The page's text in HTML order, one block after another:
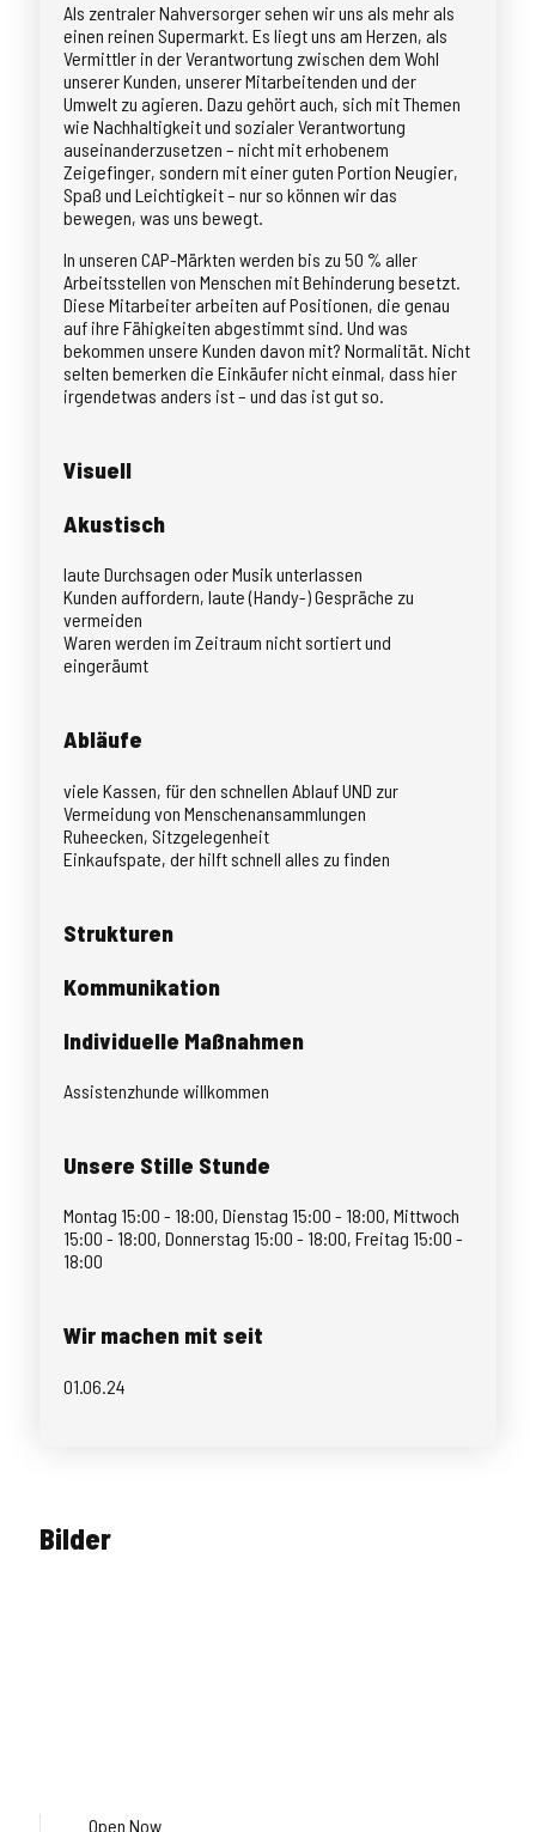
Als zentraler Nahversorger sehen wir uns als mehr als
einen reinen Supermarkt. Es liegt uns am Herzen, als
Vermittler in der Verantwortung zwischen dem Wohl
unserer Kunden, unserer Mitarbeitenden und der
Umwelt zu agieren. Dazu gehört auch, sich mit Themen
wie Nachhaltigkeit und sozialer Verantwortung
auseinanderzusetzen – nicht mit erhobenem
Zeigefinger, sondern mit einer guten Portion Neugier,
Spaß und Leichtigkeit – nur so können wir das
bewegen, was uns bewegt.
In unseren CAP-Märkten werden bis zu 50 % aller
Arbeitsstellen von Menschen mit Behinderung besetzt.
Diese Mitarbeiter arbeiten auf Positionen, die genau
auf ihre Fähigkeiten abgestimmt sind. Und was
bekommen unsere Kunden davon mit? Normalität. Nicht
selten bemerken die Einkäufer nicht einmal, dass hier
irgendetwas anders ist – und das ist gut so.
Visuell
Akustisch
laute Durchsagen oder Musik unterlassen
Kunden auffordern, laute (Handy-) Gespräche zu
vermeiden
Waren werden im Zeitraum nicht sortiert und
eingeräumt
Abläufe
viele Kassen, für den schnellen Ablauf UND zur
Vermeidung von Menschenansammlungen
Ruheecken, Sitzgelegenheit
Einkaufspate, der hilft schnell alles zu finden
Strukturen
Kommunikation
Individuelle Maßnahmen
Assistenzhunde willkommen
Unsere Stille Stunde
Montag 15:00 - 18:00, Dienstag 15:00 - 18:00, Mittwoch
15:00 - 18:00, Donnerstag 15:00 - 18:00, Freitag 15:00 -
18:00
Wir machen mit seit
01.06.24
Bilder
Open Now